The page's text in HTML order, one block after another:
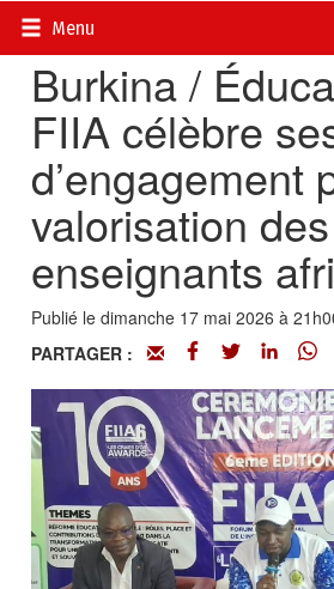
Menu
Accueil>
Burkina /
FIIA célèbre
d’engagement
valorisation des
enseignants
Publié le dimanche 17 mai 2026 à
PARTAGER :